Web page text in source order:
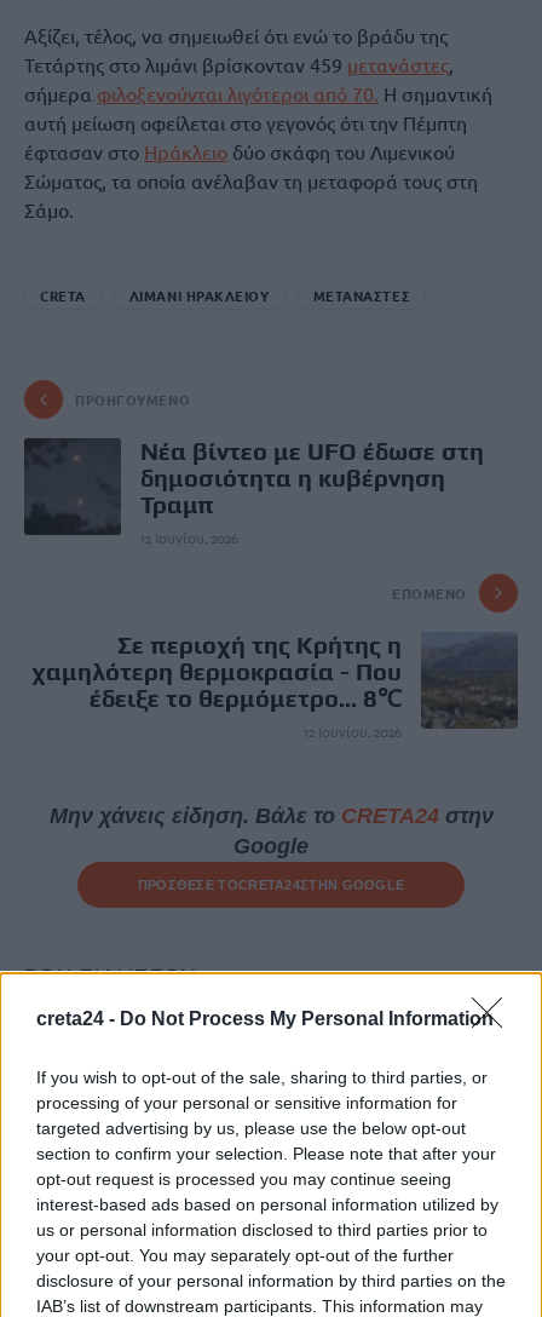
creta24 - Do Not Process My Personal Information
If you wish to opt-out of the sale, sharing to third parties, or
processing of your personal or sensitive information for
targeted advertising by us, please use the below opt-out
section to confirm your selection. Please note that after your
opt-out request is processed you may continue seeing
interest-based ads based on personal information utilized by
us or personal information disclosed to third parties prior to
your opt-out. You may separately opt-out of the further
disclosure of your personal information by third parties on the
IAB’s list of downstream participants. This information may
Αξίζει, τέλος, να σημειωθεί ότι ενώ το βράδυ της
Τετάρτης στο λιμάνι βρίσκονταν 459 μετανάστες,
σήμερα φιλοξενούνται λιγότεροι από 70. Η σημαντική
αυτή μείωση οφείλεται στο γεγονός ότι την Πέμπτη
έφτασαν στο Ηράκλειο δύο σκάφη του Λιμενικού
Σώματος, τα οποία ανέλαβαν τη μεταφορά τους στη
Σάμο.
CRETA ΛΙΜΑΝΙ ΗΡΑΚΛΕΙΟΥ ΜΕΤΑΝΑΣΤΕΣ
ΠΡΟΗΓΟΎΜΕΝΟ
Νέα βίντεο με UFO έδωσε στη
δημοσιότητα η κυβέρνηση
Τραμπ
12 Ιουνίου, 2026
ΕΠΌΜΕΝΟ
Σε περιοχή της Κρήτης η
χαμηλότερη θερμοκρασία - Που
έδειξε το θερμόμετρο... 8℃
12 Ιουνίου, 2026
Μην χάνεις είδηση. Βάλε το CRETA24στην
Google
ΠΡΟΣΘΕΣΕ ΤΟCRETA24ΣΤΗΝ GOOGLE
ΡΟΗ ΕΙΔΗΣΕΩΝ
Δεκαπενταύγουστος: Πώς θα πληρωθούν όσοι εργαστούν –
8 Αυγούστου, 2026
«Ergani app»: Νέα εφαρμογή για εργοδότες – Πώς θα κάνετε
πρόσληψη μέσω κινητού
8 Αυγούστου, 2026
Χανιά: Δίκτυο περισσότερων από 60 κρηνών προσφέρει
δωρεάν πόσιμο νερό σε δημόσιους χώρους